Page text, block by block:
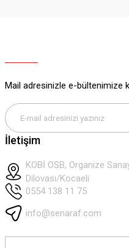
Mail adresinizle e-bültenimize
İletişim
KOBİ OSB, Organize
Dilovası/Kocaeli
0554 138 11 75
info@senaraf.com